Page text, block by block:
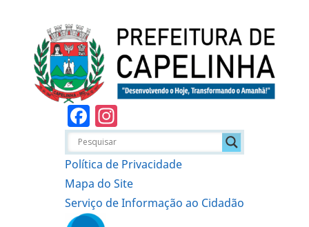
Facebook
Política de Privacidade
Mapa do Site
Serviço de Informação ao Cidadão